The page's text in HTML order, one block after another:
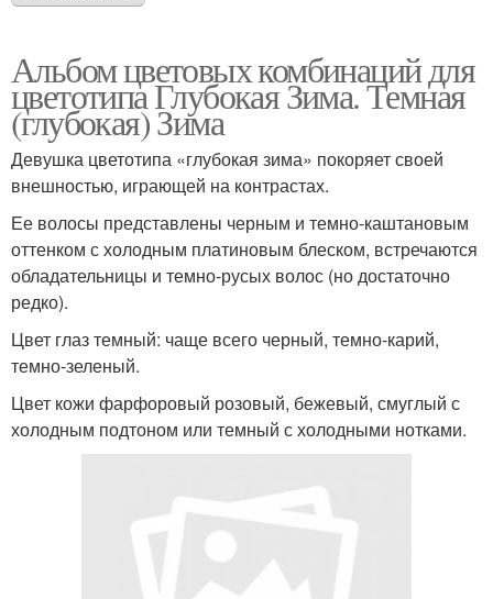
Альбом цветовых комбинаций для
цветотипа Глубокая Зима. Темная
(глубокая) Зима
Девушка цветотипа «глубокая зима» покоряет своей
внешностью, играющей на контрастах.
Ее волосы представлены черным и темно-каштановым
оттенком с холодным платиновым блеском, встречаются
обладательницы и темно-русых волос (но достаточно
редко).
Цвет глаз темный: чаще всего черный, темно-карий,
темно-зеленый.
Цвет кожи фарфоровый розовый, бежевый, смуглый с
холодным подтоном или темный с холодными нотками.